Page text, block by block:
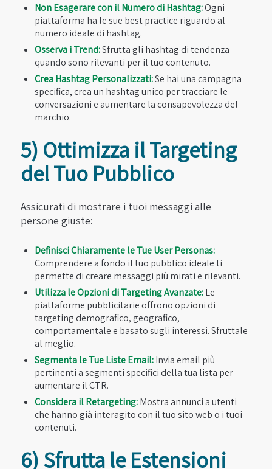
Non Esagerare con il Numero di Hashtag:Ogni
piattaforma ha le sue best practice riguardo al
numero ideale di hashtag.
Osserva i Trend:Sfrutta gli hashtag di tendenza
quando sono rilevanti per il tuo contenuto.
Crea Hashtag Personalizzati:Se hai una campagna
specifica, crea un hashtag unico per tracciare le
conversazioni e aumentare la consapevolezza del
marchio.
5) Ottimizza il Targeting
del Tuo Pubblico
Assicurati di mostrare i tuoi messaggi alle
persone giuste:
Definisci Chiaramente le Tue User Personas:
Comprendere a fondo il tuo pubblico ideale ti
permette di creare messaggi più mirati e rilevanti.
Utilizza le Opzioni di Targeting Avanzate:Le
piattaforme pubblicitarie offrono opzioni di
targeting demografico, geografico,
comportamentale e basato sugli interessi. Sfruttale
al meglio.
Segmenta le Tue Liste Email:Invia email più
pertinenti a segmenti specifici della tua lista per
aumentare il CTR.
Considera il Retargeting:Mostra annunci a utenti
che hanno già interagito con il tuo sito web o i tuoi
contenuti.
6) Sfrutta le Estensioni